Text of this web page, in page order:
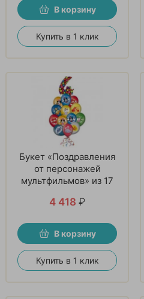
В корзину
Купить в 1 клик
Букет «Поздравления
от персонажей
мультфильмов» из 17
4 418 ₽
В корзину
Купить в 1 клик